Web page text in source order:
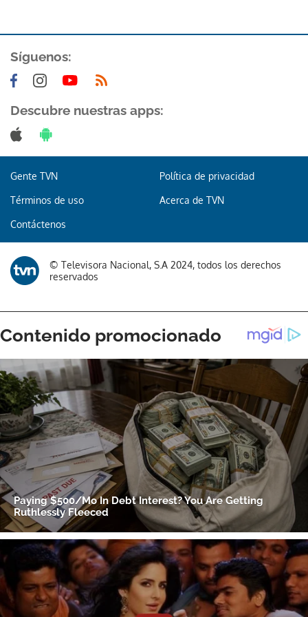
Síguenos:
Descubre nuestras apps:
Gente TVN Política de privacidad
Términos de uso Acerca de TVN
Contáctenos
© Televisora Nacional, S.A 2024, todos los derechos
reservados